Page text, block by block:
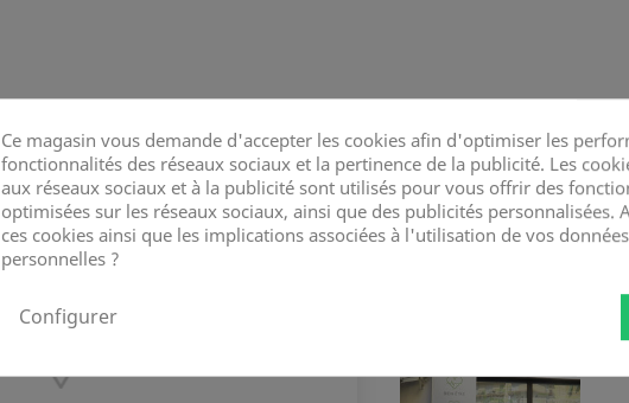
BOUTIQUES:
MÉDECIN:
Ce magasin vous demande d'accepter les cookies afin d'optimiser les
fonctionnalités des réseaux sociaux et la pertinence de la publicité. Les
aux réseaux sociaux et à la publicité sont utilisés pour vous offrir des
optimisées sur les réseaux sociaux, ainsi que des publicités personnalisées.
ces cookies ainsi que les implications associées à l'utilisation de vos données
personnelles ?
Configurer